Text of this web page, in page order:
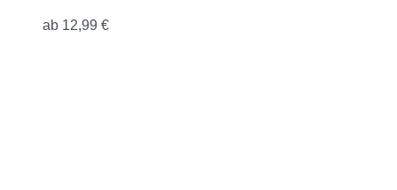
ab 12,99 €